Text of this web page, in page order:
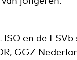
en de LSVb
GGZ